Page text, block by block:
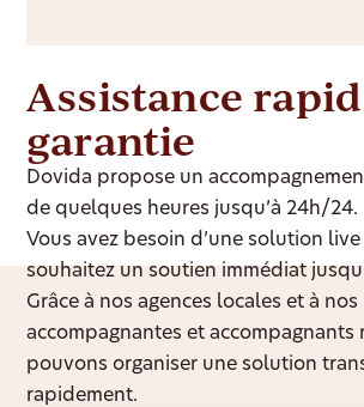
Assistance
garantie
Dovida propose un
de quelques heures jusqu’à 24h/24.
Vous avez besoin d’une solution live
souhaitez un soutien immédiat
Grâce à nos agences locales et à nos
accompagnantes et accompagnants
pouvons organiser une solution
rapidement.